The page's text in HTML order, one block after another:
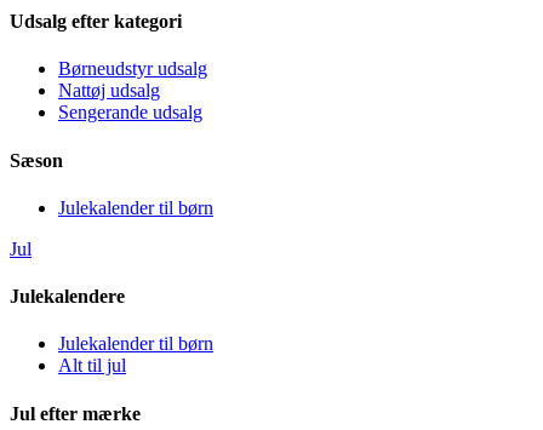
Udsalg efter kategori
Børneudstyr udsalg
Nattøj udsalg
Sengerande udsalg
Sæson
Julekalender til børn
Jul
Julekalendere
Julekalender til børn
Alt til jul
Jul efter mærke